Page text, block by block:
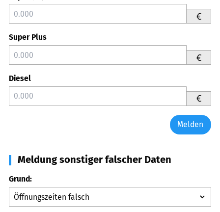
€
Super Plus
€
Diesel
€
Melden
Meldung sonstiger falscher Daten
Grund: